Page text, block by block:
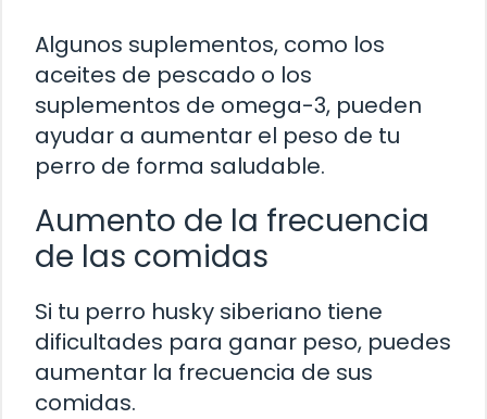
Algunos suplementos, como los
aceites de pescado o los
suplementos de omega-3, pueden
ayudar a aumentar el peso de tu
perro de forma saludable.
Aumento de la frecuencia
de las comidas
Si tu perro husky siberiano tiene
dificultades para ganar peso, puedes
aumentar la frecuencia de sus
comidas.